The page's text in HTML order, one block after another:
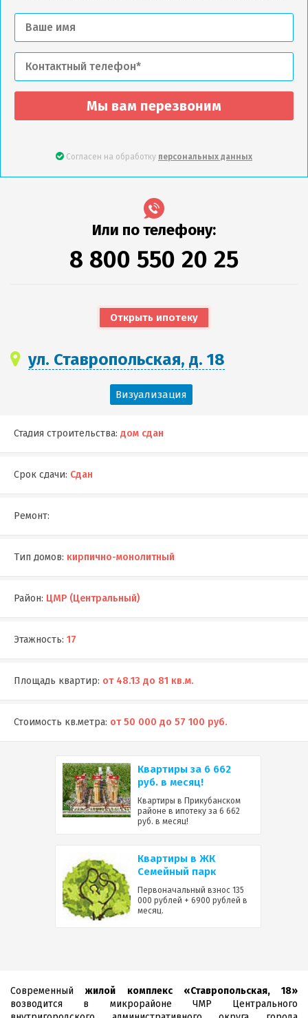
Мы вам перезвоним
Согласен на обработку персональных данных
Или по телефону:
8 800 550 20 25
Открыть ипотеку
ул. Ставропольская, д. 18
Визуализация
Стадия строительства: дом сдан
Срок сдачи: Сдан
Ремонт:
Тип домов: кирпично-монолитный
Район: ЦМР (Центральный)
Этажность: 17
Площадь квартир: от 48.13 до 81 кв.м.
Стоимость кв.метра: от 50 000 до 57 100 руб.
Квартиры за 6 662
руб. в месяц!
Квартиры в Прикубанском
районе в ипотеку за 6 662
руб. в месяц!
Квартиры в ЖК
Семейный парк
Первоначальный взнос 135
000 рублей + 6900 рублей в
месяц.
Современныйжилой комплекс «Ставропольская, 18»
возводится в микрорайоне ЧМР Центрального